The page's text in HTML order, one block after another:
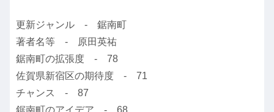
更新ジャンル - 鋸南町
著者名等 - 原田英祐
鋸南町の拡張度 - 78
佐賀県新宿区の期待度 - 71
チャンス - 87
鋸南町のアイデア - 68